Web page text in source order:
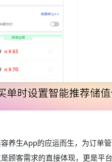
养生App的应运而生，为订单
顾客需求的直接体现，更是平